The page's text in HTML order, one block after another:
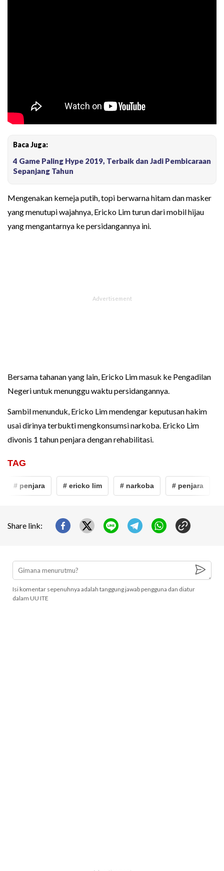
Baca Juga:
4 Game Paling Hype 2019, Terbaik dan Jadi Pembicaraan
Sepanjang Tahun
Mengenakan kemeja putih, topi berwarna hitam dan masker
yang menutupi wajahnya, Ericko Lim turun dari mobil hijau
yang mengantarnya ke persidangannya ini.
Bersama tahanan yang lain, Ericko Lim masuk ke Pengadilan
Negeri untuk menunggu waktu persidangannya.
Sambil menunduk, Ericko Lim mendengar keputusan hakim
usai dirinya terbukti mengkonsumsi narkoba. Ericko Lim
divonis 1 tahun penjara dengan rehabilitasi.
TAG
# penjara # ericko lim # narkoba # penjara
Share link:
Isi komentar sepenuhnya adalah tanggung jawab pengguna dan diatur
dalam UU ITE